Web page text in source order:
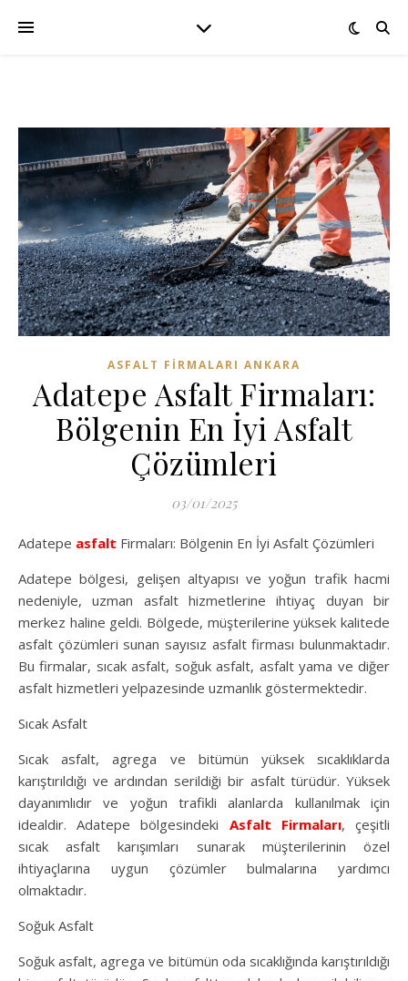
ASFALT FIRMALARI ANKARA
Adatepe Asfalt Firmaları:
Bölgenin En İyi Asfalt
Çözümleri
03/01/2025
Adatepe asfalt Firmaları: Bölgenin En İyi Asfalt Çözümleri
Adatepe bölgesi, gelişen altyapısı ve yoğun trafik hacmi
nedeniyle, uzman asfalt hizmetlerine ihtiyaç duyan bir
merkez haline geldi. Bölgede, müşterilerine yüksek kalitede
asfalt çözümleri sunan sayısız asfalt firması bulunmaktadır.
Bu firmalar, sıcak asfalt, soğuk asfalt, asfalt yama ve diğer
asfalt hizmetleri yelpazesinde uzmanlık göstermektedir.
Sıcak Asfalt
Sıcak asfalt, agrega ve bitümün yüksek sıcaklıklarda
karıştırıldığı ve ardından serildiği bir asfalt türüdür. Yüksek
dayanımlıdır ve yoğun trafikli alanlarda kullanılmak için
idealdir. Adatepe bölgesindeki Asfalt Firmaları, çeşitli
sıcak asfalt karışımları sunarak müşterilerinin özel
ihtiyaçlarına uygun çözümler bulmalarına yardımcı
olmaktadır.
Soğuk Asfalt
Soğuk asfalt, agrega ve bitümün oda sıcaklığında karıştırıldığı